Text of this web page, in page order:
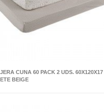
CUNA 60 PACK 2 UDS. 60X120X17
BEIGE